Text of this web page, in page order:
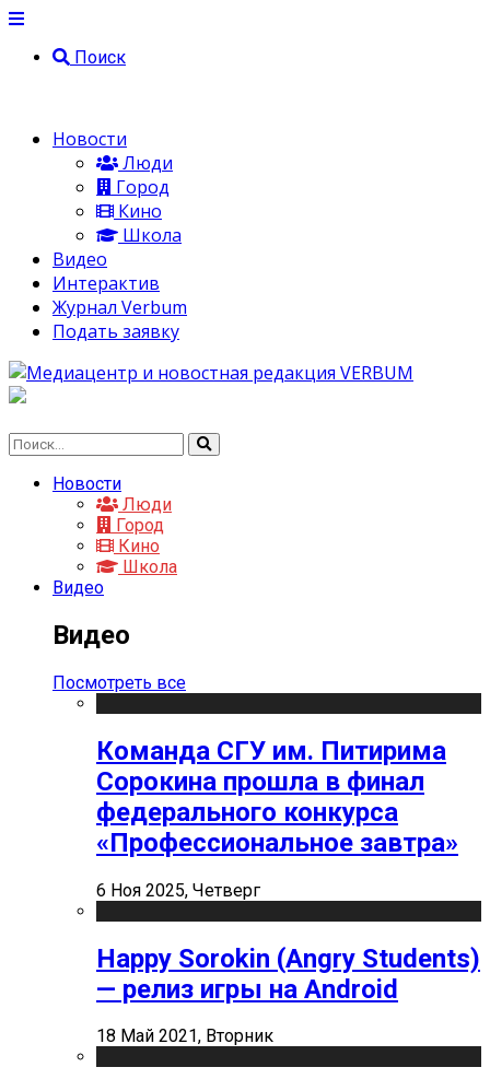
Поиск
Новости
Люди
Город
Кино
Школа
Видео
Интерактив
Журнал Verbum
Подать заявку
Новости
Люди
Город
Кино
Школа
Видео
Видео
Посмотреть все
Команда СГУ им. Питирима
Сорокина прошла в финал
федерального конкурса
«Профессиональное завтра»
6 Ноя 2025, Четверг
Happy Sorokin (Angry Students)
— релиз игры на Android
18 Май 2021, Вторник